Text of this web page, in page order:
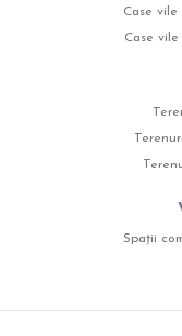
Case
Case
Spații